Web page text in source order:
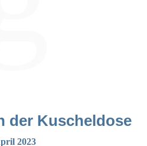
der Kuscheldose
2023